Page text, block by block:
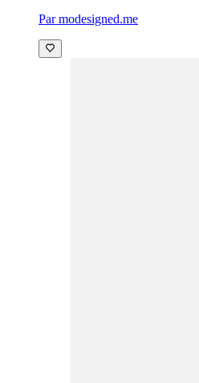
Par modesigned.me